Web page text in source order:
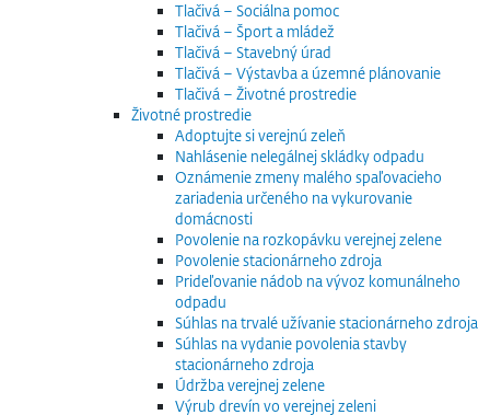
Tlačivá – Sociálna pomoc
Tlačivá – Šport a mládež
Tlačivá – Stavebný úrad
Tlačivá – Výstavba a územné plánovanie
Tlačivá – Životné prostredie
Životné prostredie
Adoptujte si verejnú zeleň
Nahlásenie nelegálnej skládky odpadu
Oznámenie zmeny malého spaľovacieho
zariadenia určeného na vykurovanie
domácnosti
Povolenie na rozkopávku verejnej zelene
Povolenie stacionárneho zdroja
Prideľovanie nádob na vývoz komunálneho
odpadu
Súhlas na trvalé užívanie stacionárneho zdroja
Súhlas na vydanie povolenia stavby
stacionárneho zdroja
Údržba verejnej zelene
Výrub drevín vo verejnej zeleni